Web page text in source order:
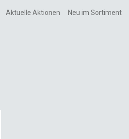
Aktuelle Aktionen Neu im Sortiment